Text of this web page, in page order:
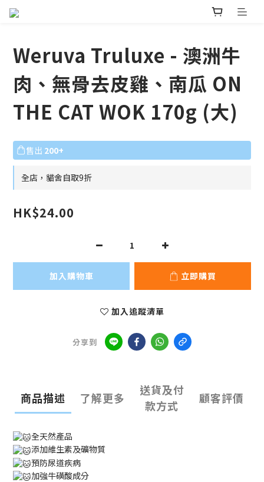
Weruva Truluxe - 澳洲牛
肉、無骨去皮雞、南瓜 ON
THE CAT WOK 170g (大)
售出 200+
全店，貓舍自取9折
HK$24.00
加入購物車 立即購買
加入追蹤清單
分享到
商品描述 了解更多
送貨及付
款方式
顧客評價
全天然產品
添加維生素及礦物質
預防尿道疾病
加強牛磺酸成分